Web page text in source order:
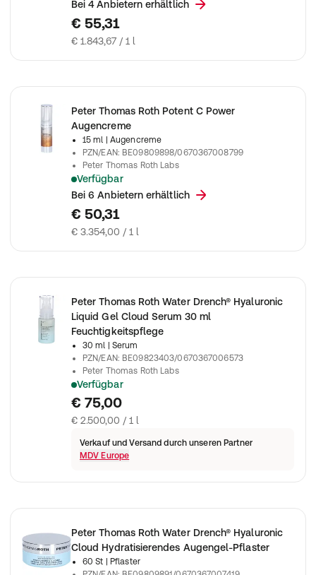
Bei 4 Anbietern erhältlich
€ 55,31
€ 1.843,67 / 1 l
Peter Thomas Roth Potent C Power
Augencreme
15 ml
| Augencreme
PZN/EAN: BE09809898/0670367008799
Peter Thomas Roth Labs
Verfügbar
Diese feuchtigkeitsspendende Augencreme enthält 10 %
Bei 6 Anbietern erhältlich
€ 50,31
€ 3.354,00 / 1 l
Peter Thomas Roth Water Drench® Hyaluronic
Liquid Gel Cloud Serum 30 ml
Feuchtigkeitspflege
30 ml
| Serum
PZN/EAN: BE09823403/0670367006573
Peter Thomas Roth Labs
Verfügbar
Peter Thomas Roth - Water Drench® Hyaluronic Liquid Gel
€ 75,00
€ 2.500,00 / 1 l
Verkauf und Versand durch unseren Partner
MDV Europe
Peter Thomas Roth Water Drench® Hyaluronic
Cloud Hydratisierendes Augengel-Pflaster
60 St
| Pflaster